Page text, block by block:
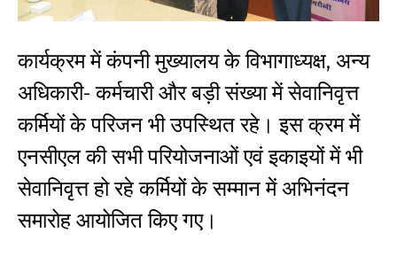
कार्यक्रम में कंपनी मुख्यालय के विभागाध्यक्ष, अन्य
अधिकारी- कर्मचारी और बड़ी संख्या में सेवानिवृत्त
कर्मियों के परिजन भी उपस्थित रहे। इस क्रम में
एनसीएलकी सभी परियोजनाओं एवं इकाइयों में भी
सेवानिवृत्त हो रहे कर्मियों के सम्मान में अभिनंदन
समारोह आयोजित किए गए।